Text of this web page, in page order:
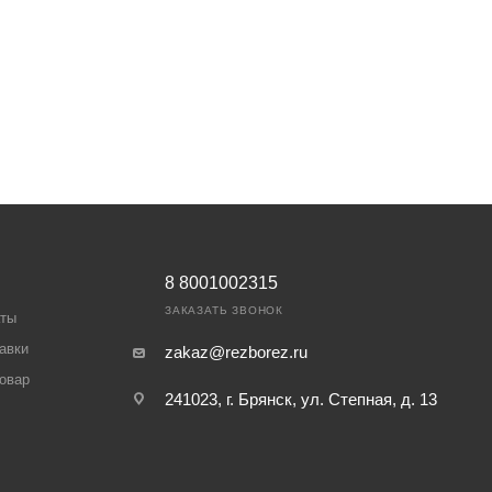
8 8001002315
ЗАКАЗАТЬ ЗВОНОК
zakaz@rezborez.ru
241023, г. Брянск, ул. Степная, д. 13